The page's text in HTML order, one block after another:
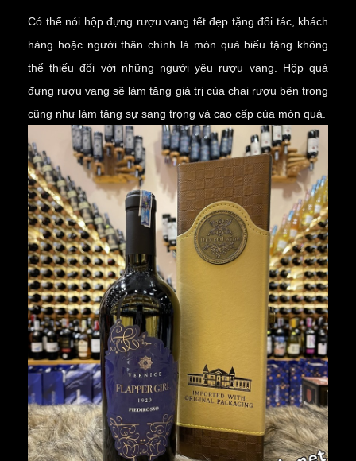
Có thể nói hộp đựng rượu vang tết đẹp tặng đối tác, khách
hàng hoặc người thân chính là món quà biếu tặng không
thể thiếu đối với những người yêu rượu vang. Hộp quà
đựng rượu vang sẽ làm tăng giá trị của chai rượu bên trong
cũng như làm tăng sự sang trọng và cao cấp của món quà.